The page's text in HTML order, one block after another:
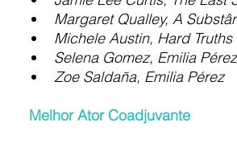
Margaret Qualley, A
Michele Austin, Hard Truths
Selena Gomez, Emilia Pérez
Zoe Saldaña, Emilia Pérez
Melhor Ator Coadjuvante